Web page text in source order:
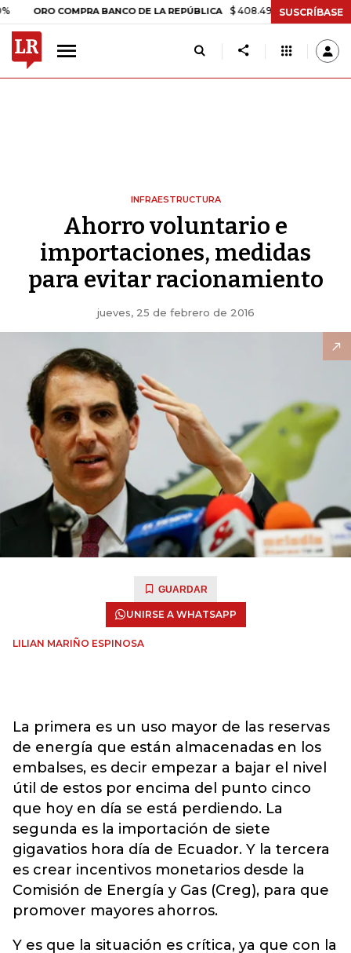
ORO COMPRA BANCO DE LA REPÚBLICA $ 408.498,97 +$ 8.753,81
SUSCRÍBASE
INFRAESTRUCTURA
Ahorro voluntario e
importaciones, medidas
para evitar racionamiento
jueves, 25 de febrero de 2016
GUARDAR
UNIRSE A WHATSAPP
LILIAN MARIÑO ESPINOSA
La primera es un uso mayor de las reservas
de energía que están almacenadas en los
embalses, es decir empezar a bajar el nivel
útil de estos por encima del punto cinco
que hoy en día se está perdiendo. La
segunda es la importación de siete
gigavatios hora día de Ecuador. Y la tercera
es crear incentivos monetarios desde la
Comisión de Energía y Gas (Creg), para que
promover mayores ahorros.
Y es que la situación es crítica, ya que con la